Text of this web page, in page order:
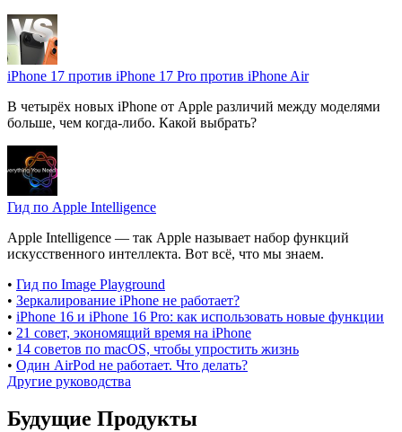
iPhone 17 против iPhone 17 Pro против iPhone Air
В четырёх новых iPhone от Apple различий между моделями
больше, чем когда-либо. Какой выбрать?
Гид по Apple Intelligence
Apple Intelligence — так Apple называет набор функций
искусственного интеллекта. Вот всё, что мы знаем.
• Гид по Image Playground
• Зеркалирование iPhone не работает?
• iPhone 16 и iPhone 16 Pro: как использовать новые функции
• 21 совет, экономящий время на iPhone
• 14 советов по macOS, чтобы упростить жизнь
• Один AirPod не работает. Что делать?
Другие руководства
Будущие Продукты